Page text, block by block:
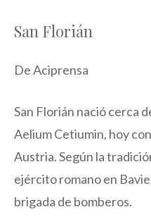
San Florián
De Aciprensa
San Florián nació cerca
Aelium Cetiumin, hoy
Austria. Según la
ejército romano en
brigada de bomberos.